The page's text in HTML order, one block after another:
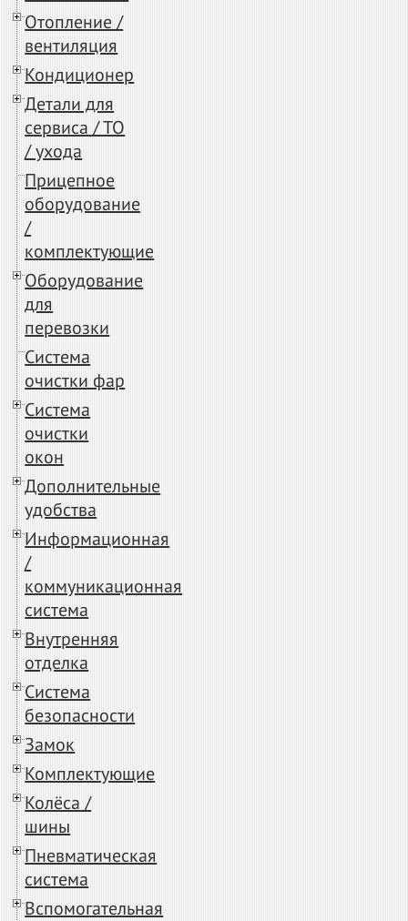
Отопление /
вентиляция
Кондиционер
Детали для
сервиса / ТО
/ ухода
Прицепное
оборудование
/
комплектующие
Оборудование
для
перевозки
Система
очистки фар
Система
очистки
окон
Дополнительные
удобства
Информационная
/
коммуникационная
система
Внутренняя
отделка
Система
безопасности
Замок
Комплектующие
Колёса /
шины
Пневматическая
система
Вспомогательная